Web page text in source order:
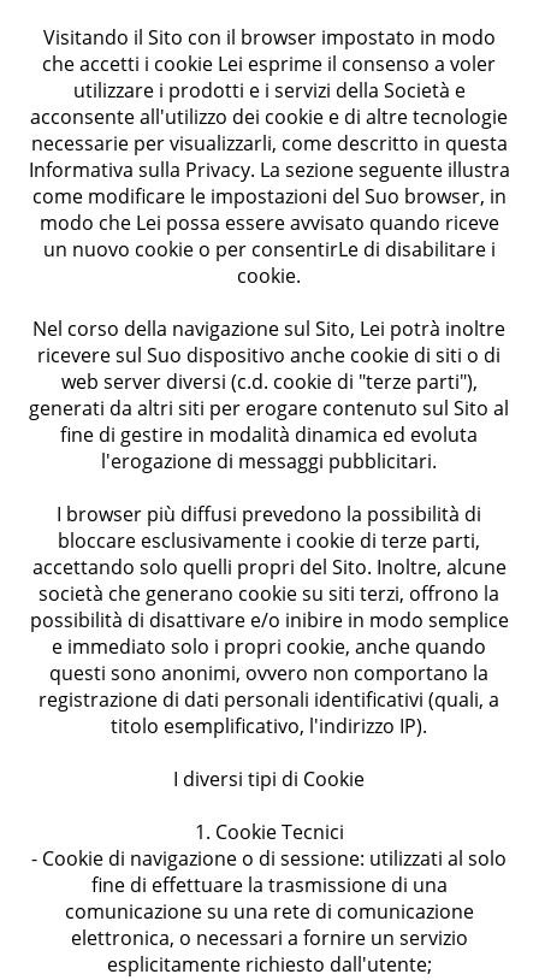
Visitando il Sito con il browser impostato in modo
che accetti i cookie Lei esprime il consenso a voler
utilizzare i prodotti e i servizi della Società e
acconsente all'utilizzo dei cookie e di altre tecnologie
necessarie per visualizzarli, come descritto in questa
Informativa sulla Privacy. La sezione seguente illustra
come modificare le impostazioni del Suo browser, in
modo che Lei possa essere avvisato quando riceve
un nuovo cookie o per consentirLe di disabilitare i
cookie.
Nel corso della navigazione sul Sito, Lei potrà inoltre
ricevere sul Suo dispositivo anche cookie di siti o di
web server diversi (c.d. cookie di "terze parti"),
generati da altri siti per erogare contenuto sul Sito al
fine di gestire in modalità dinamica ed evoluta
l'erogazione di messaggi pubblicitari.
I browser più diffusi prevedono la possibilità di
bloccare esclusivamente i cookie di terze parti,
accettando solo quelli propri del Sito. Inoltre, alcune
società che generano cookie su siti terzi, offrono la
possibilità di disattivare e/o inibire in modo semplice
e immediato solo i propri cookie, anche quando
questi sono anonimi, ovvero non comportano la
registrazione di dati personali identificativi (quali, a
titolo esemplificativo, l'indirizzo IP).
I diversi tipi di Cookie
1. Cookie Tecnici
- Cookie di navigazione o di sessione: utilizzati al solo
fine di effettuare la trasmissione di una
comunicazione su una rete di comunicazione
elettronica, o necessari a fornire un servizio
esplicitamente richiesto dall'utente;